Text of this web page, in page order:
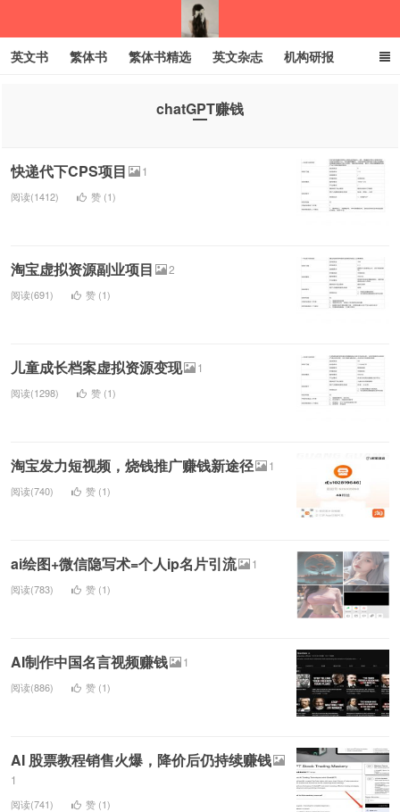
英文书 繁体书 繁体书精选 英文杂志 机构研报
chatGPT赚钱
快递代下CPS项目 1
阅读(1412) 赞 (1)
淘宝虚拟资源副业项目 2
阅读(691) 赞 (1)
儿童成长档案虚拟资源变现 1
阅读(1298) 赞 (1)
淘宝发力短视频，烧钱推广赚钱新途径 1
阅读(740) 赞 (1)
ai绘图+微信隐写术=个人ip名片引流 1
阅读(783) 赞 (1)
AI制作中国名言视频赚钱 1
阅读(886) 赞 (1)
AI 股票教程销售火爆，降价后仍持续赚钱
1
阅读(741) 赞 (1)